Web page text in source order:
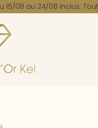
08 au 24/08 inclus.